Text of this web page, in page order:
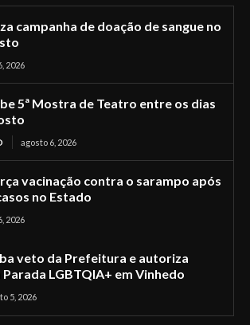
campanha de doação de sangue no
2026
5ª Mostra de Teatro entre os dias
agosto 6, 2026
vacinação contra o sarampo após
no Estado
2026
veto da Prefeitura e autoriza
LGBTQIA+ em Vinhedo
5, 2026